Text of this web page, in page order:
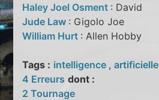
Haley Joel Osment : David
Jude Law : Gigolo Joe
William Hurt : Allen Hobby
Tags : intelligence ,artificielle
4 Erreurs dont :
2 Tournage